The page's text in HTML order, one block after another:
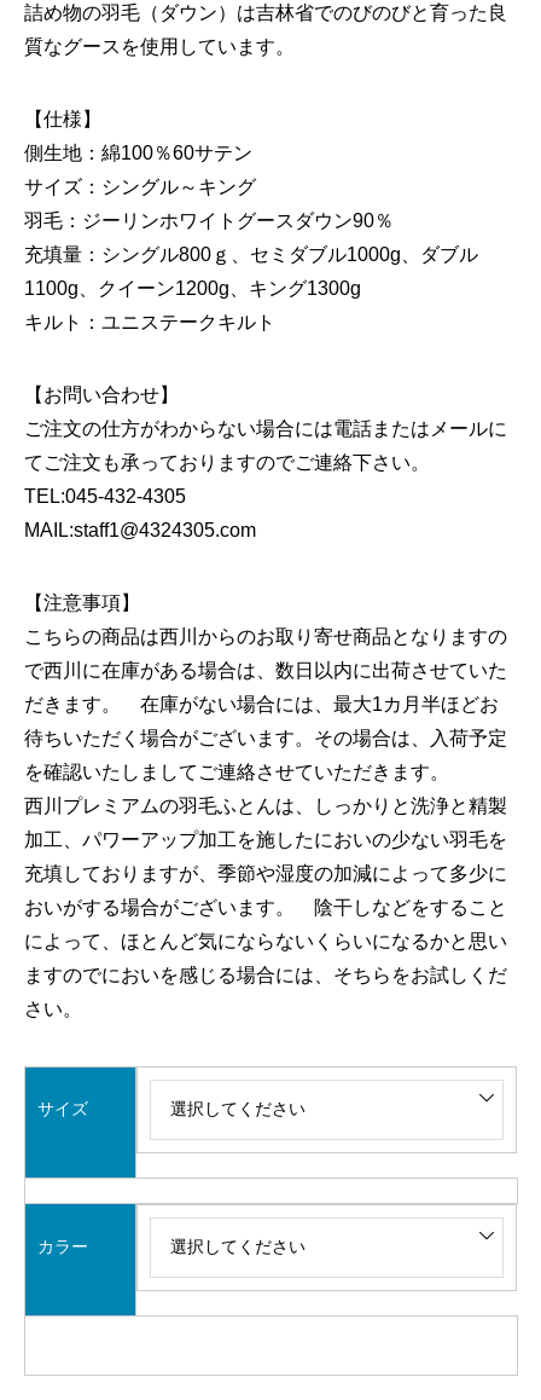
詰め物の羽毛（ダウン）は吉林省でのびのびと育った良
質なグースを使用しています。
【仕様】
側生地：綿100％60サテン
サイズ：シングル～キング
羽毛：ジーリンホワイトグースダウン90％
充填量：シングル800ｇ、セミダブル1000g、ダブル
1100g、クイーン1200g、キング1300g
キルト：ユニステークキルト
【お問い合わせ】
ご注文の仕方がわからない場合には電話またはメールに
てご注文も承っておりますのでご連絡下さい。
TEL:045-432-4305
MAIL:staff1@4324305.com
【注意事項】
こちらの商品は西川からのお取り寄せ商品となりますの
で西川に在庫がある場合は、数日以内に出荷させていた
だきます。 在庫がない場合には、最大1カ月半ほどお
待ちいただく場合がございます。その場合は、入荷予定
を確認いたしましてご連絡させていただきます。
西川プレミアムの羽毛ふとんは、しっかりと洗浄と精製
加工、パワーアップ加工を施したにおいの少ない羽毛を
充填しておりますが、季節や湿度の加減によって多少に
おいがする場合がございます。 陰干しなどをすること
によって、ほとんど気にならないくらいになるかと思い
ますのでにおいを感じる場合には、そちらをお試しくだ
さい。
サイズ
カラー